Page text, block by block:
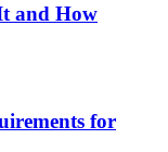
and How
for